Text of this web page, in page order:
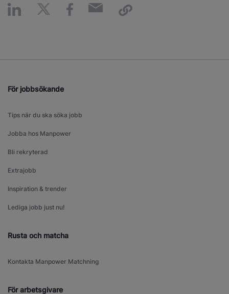
För jobbsökande
Tips när du ska söka jobb
Jobba hos Manpower
Bli rekryterad
Extrajobb
Inspiration & trender
Lediga jobb just nu!
Rusta och matcha
Kontakta Manpower Matchning
För arbetsgivare